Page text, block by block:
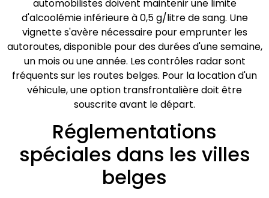
automobilistes doivent maintenir une limite
d'alcoolémie inférieure à 0,5 g/litre de sang. Une
vignette s'avère nécessaire pour emprunter les
autoroutes, disponible pour des durées d'une semaine,
un mois ou une année. Les contrôles radar sont
fréquents sur les routes belges. Pour la location d'un
véhicule, une option transfrontalière doit être
souscrite avant le départ.
Réglementations
spéciales dans les villes
belges